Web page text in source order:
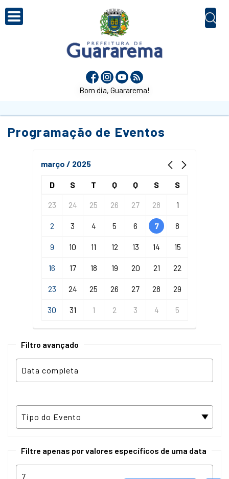
Bom dia, Guararema!
Programação de Eventos
março / 2025
D S T Q Q S S
23 24 25 26 27 28 1
2 3 4 5 6 7 8
9 10 11 12 13 14 15
16 17 18 19 20 21 22
23 24 25 26 27 28 29
30 31 1 2 3 4 5
Filtro avançado
Filtre apenas por valores específicos de uma data